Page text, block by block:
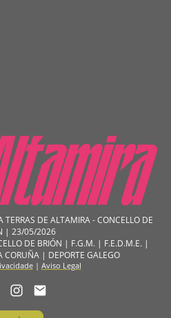
DE ALTAMIRA - CONCELLO DE
| 23/05/2026
DE BRIÓN | F.G.M. | F.E.D.M.E. |
| DEPORTE GALEGO
| Aviso Legal